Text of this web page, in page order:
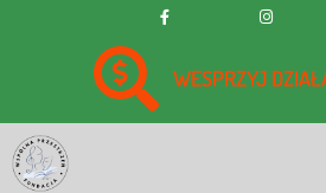
WESPRZYJ